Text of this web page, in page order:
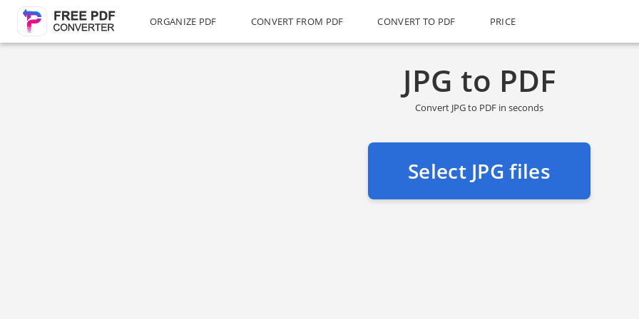
ORGANIZE PDF CONVERT FROM PDF CONVERT TO PDF PRICE
JPG to PDF
Convert JPG to PDF in seconds
Select JPG files